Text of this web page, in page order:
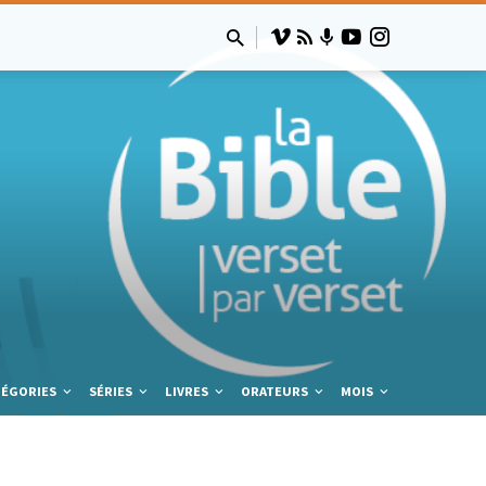
SÉRIES LIVRES ORATEURS MOIS